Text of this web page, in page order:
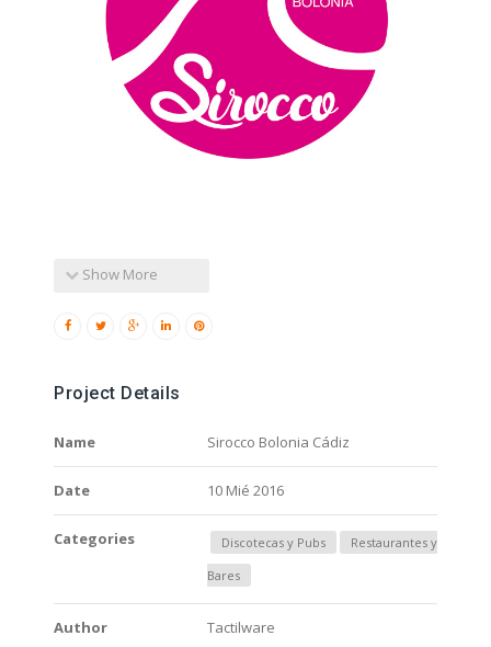
Show More
Project Details
Name Sirocco Bolonia Cádiz
Date 10 Mié 2016
Categories Discotecas y Pubs
Restaurantes y
Bares
Author Tactilware